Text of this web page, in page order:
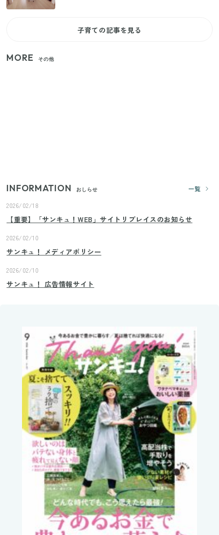
子育ての記事を見る
MORE その他
INFORMATION おしらせ
一覧
2026/02/18
【重要】「サンキュ！WEB」サイトリプレイスのお知らせ
2026/02/10
サンキュ！ メディアポリシー
2026/02/10
サンキュ！ 広告情報サイト